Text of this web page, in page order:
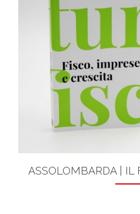
ASSOLOMBARDA | IL